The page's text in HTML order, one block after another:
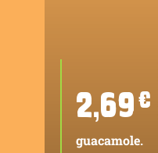
2,69 ¤
guacamole.